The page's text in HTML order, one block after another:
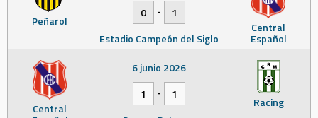
Peñarol Central
Español
0
-
1
Estadio Campeón del Siglo
Central Racing
6 junio 2026
1
-
1